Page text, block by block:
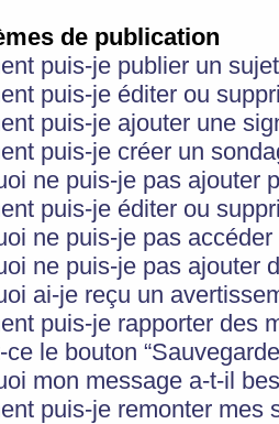
de publication
puis-je publier un
puis-je éditer ou
puis-je ajouter une
puis-je créer un
ne puis-je pas ajouter
puis-je éditer ou
ne puis-je pas
ne puis-je pas ajouter
ai-je reçu un
puis-je rapporter des
ce le bouton
mon message a-t-il
puis-je remonter mes